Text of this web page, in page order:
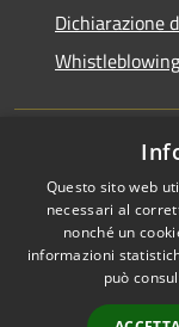
Dichiarazione
Whistleblowing
DPO (Data
laghetto.mb.it
RSS
Accessibilità
Questo sito web
necessari al
nonché un
informazioni
può